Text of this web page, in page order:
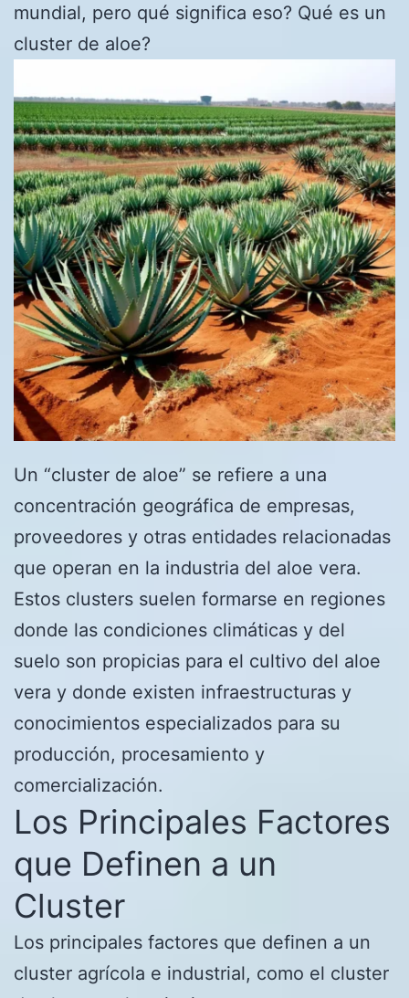
mundial, pero qué significa eso? Qué es un
cluster de aloe?
Un “cluster de aloe” se refiere a una
concentración geográfica de empresas,
proveedores y otras entidades relacionadas
que operan en la industria del aloe vera.
Estos clusters suelen formarse en regiones
donde las condiciones climáticas y del
suelo son propicias para el cultivo del aloe
vera y donde existen infraestructuras y
conocimientos especializados para su
producción, procesamiento y
comercialización.
Los Principales Factores
que Definen a un
Cluster
Los principales factores que definen a un
cluster agrícola e industrial, como el cluster